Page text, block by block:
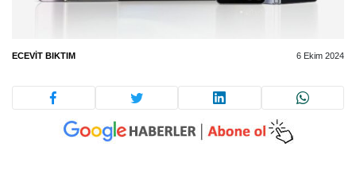
ECEVIT BIKTIM 6 Ekim 2024